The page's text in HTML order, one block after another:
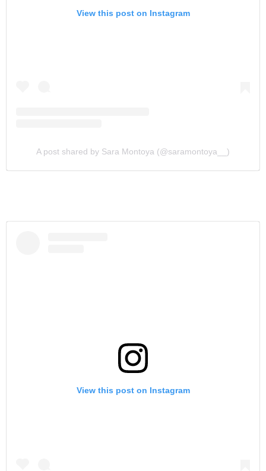
View this post on Instagram
A post shared by Sara Montoya (@saramontoya__)
View this post on Instagram